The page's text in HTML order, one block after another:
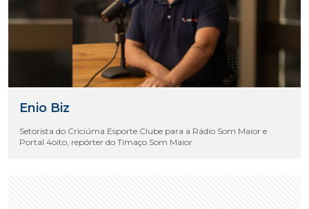
Enio Biz
Setorista do Criciúma Esporte Clube para a Rádio Som Maior e
Portal 4oito, repórter do Timaço Som Maior